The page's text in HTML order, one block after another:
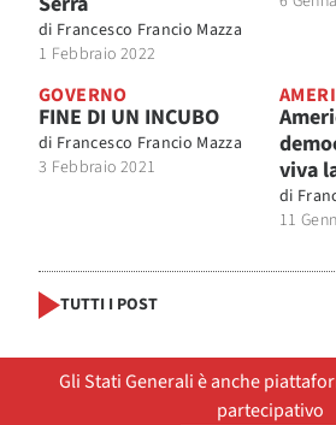
di Francesco Francio Mazza
1 Febbraio 2022
GOVERNO
FINE DI UN INCUBO
di Francesco Francio Mazza
3 Febbraio 2021
viva
di
11
TUTTI I POST
Gli Stati Generali è anche
partecipativo